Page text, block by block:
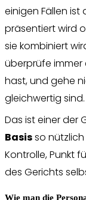
einigen Fällen ist
präsentiert wird
sie kombiniert
überprüfe immer
hast, und gehe
gleichwertig sind.
Das ist einer der
Basisso
Kontrolle, Punkt
des Gerichts
Wie man die